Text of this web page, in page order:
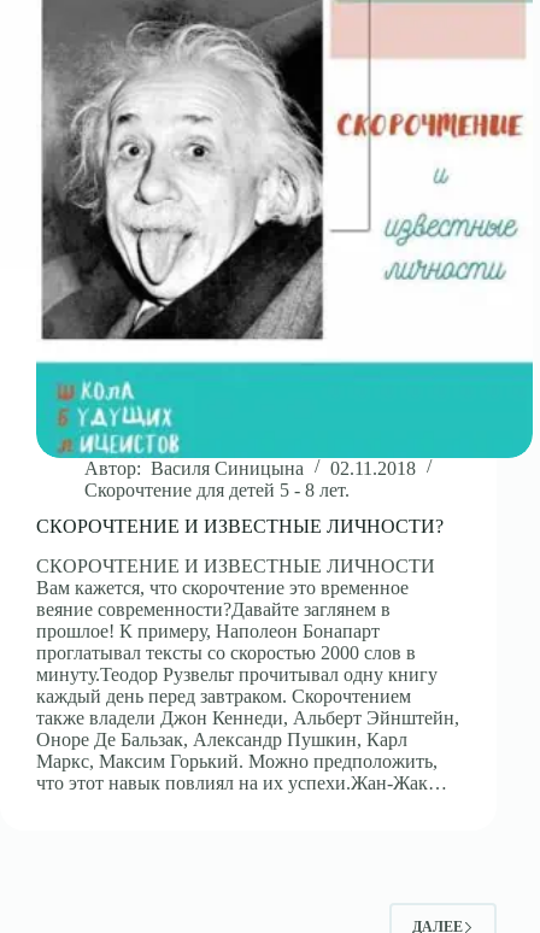
Автор: Василя Синицына
02.11.2018
Скорочтение для детей 5 - 8 лет.
СКОРОЧТЕНИЕ И ИЗВЕСТНЫЕ ЛИЧНОСТИ?
СКОРОЧТЕНИЕ И ИЗВЕСТНЫЕ ЛИЧНОСТИ
Вам кажется, что скорочтение это временное
веяние современности?Давайте заглянем в
прошлое! К примеру, Наполеон Бонапарт
проглатывал тексты со скоростью 2000 слов в
минуту.Теодор Рузвельт прочитывал одну книгу
каждый день перед завтраком. Скорочтением
также владели Джон Кеннеди, Альберт Эйнштейн,
Оноре Де Бальзак, Александр Пушкин, Карл
Маркс, Максим Горький. Можно предположить,
что этот навык повлиял на их успехи.Жан-Жак…
ДАЛЕЕ